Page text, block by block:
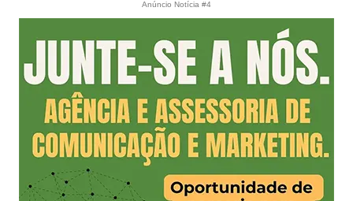
Anúncio Notícia #4